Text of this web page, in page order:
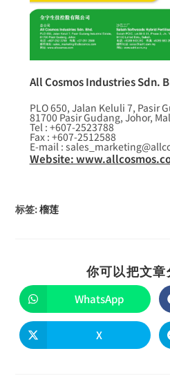
All Cosmos Industries Sdn.
PLO 650, Jalan Keluli 7, Pasir
81700 Pasir Gudang, Johor,
Tel : +607-2523788
Fax : +607-2512588
E-mail :
Website:
标签:榴莲
你可以把文章
WhatsApp
X